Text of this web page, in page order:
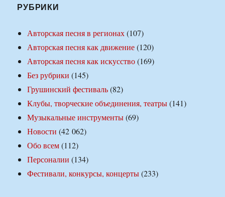
РУБРИКИ
Авторская песня в регионах(107)
Авторская песня как движение(120)
Авторская песня как искусство(169)
Без рубрики (145)
Грушинский фестиваль(82)
Клубы, творческие объединения, театры(141)
Музыкальные инструменты(69)
Новости (42 062)
Обо всем(112)
Персоналии (134)
Фестивали, конкурсы, концерты(233)